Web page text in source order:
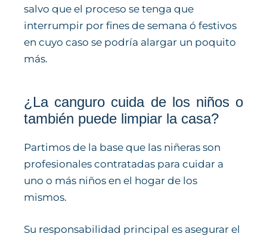
salvo que el proceso se tenga que
interrumpir por fines de semana ó festivos
en cuyo caso se podría alargar un poquito
más.
¿La canguro cuida de los niños o
también puede limpiar la casa?
Partimos de la base que las niñeras son
profesionales contratadas para cuidar a
uno o más niños en el hogar de los
mismos.
Su responsabilidad principal es asegurar el